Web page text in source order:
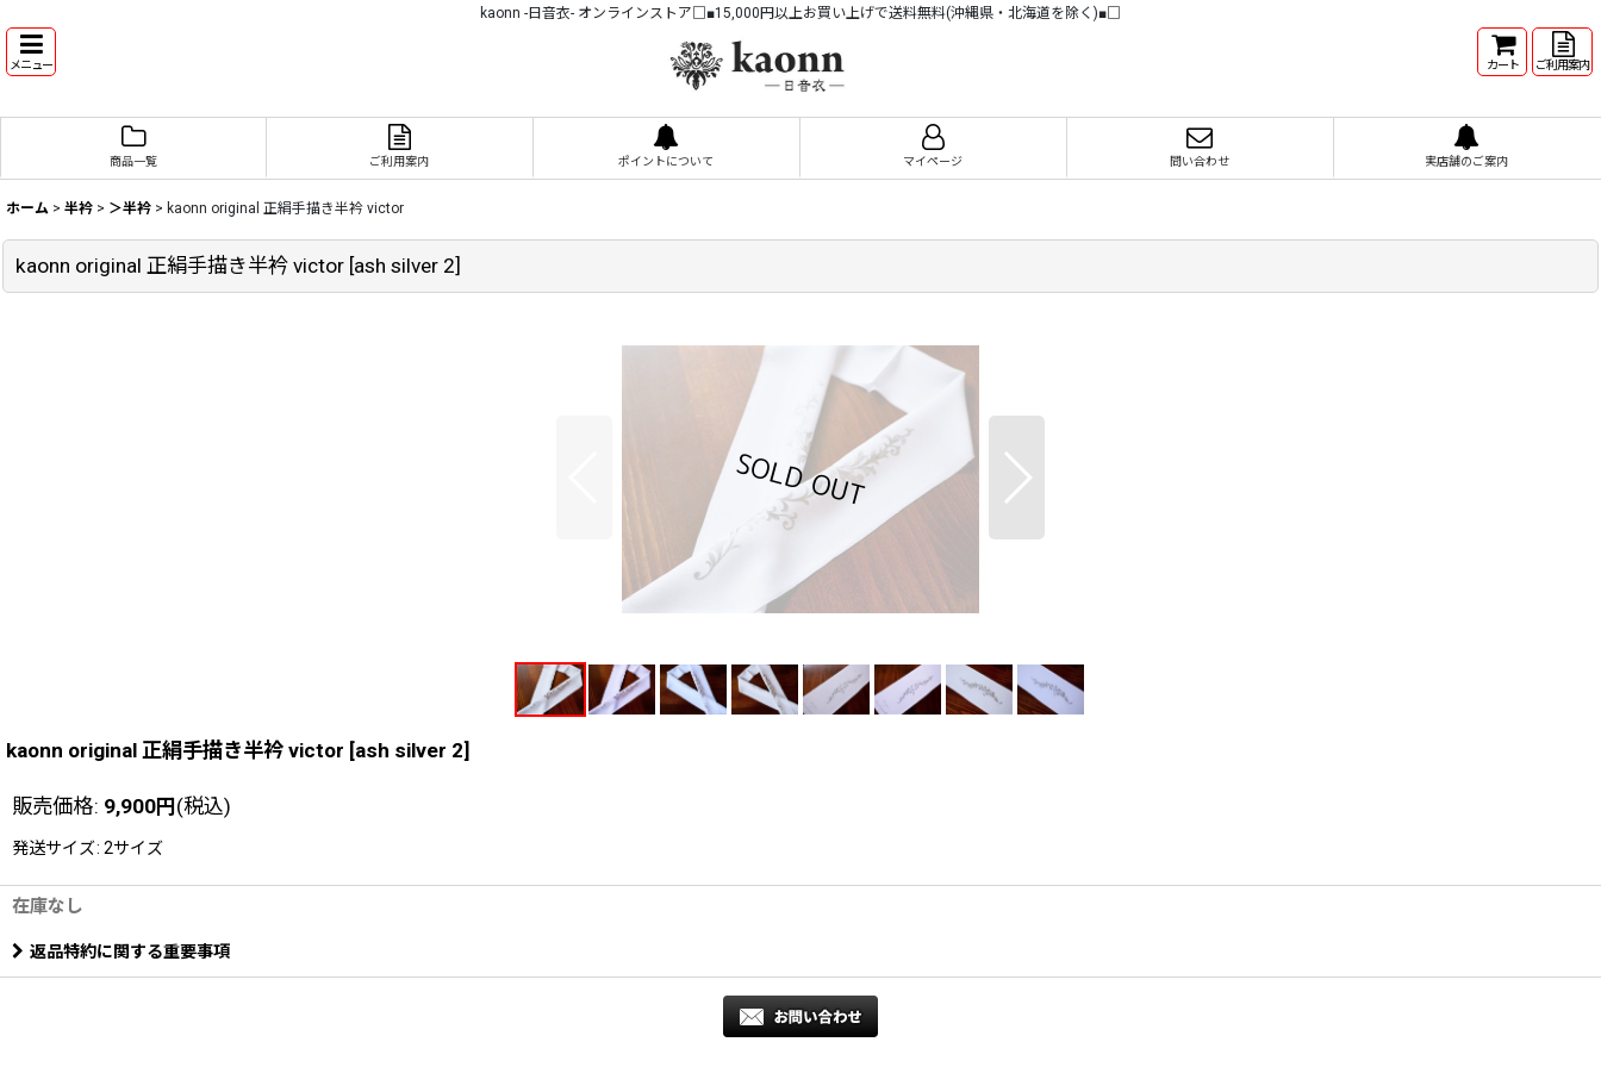
kaonn -日音衣- オンラインストア□■15,000円以上お買い上げで送料無料(沖縄県・北海道を除く)■□
メニュー カート ご利用案内
商品一覧 ご利用案内 ポイントについて マイページ 問い合わせ 実店舗のご案内
ホーム > 半衿 > ＞半衿 > kaonn original 正絹手描き半衿 victor
kaonn original 正絹手描き半衿 victor [ash silver 2]
kaonn original 正絹手描き半衿 victor [ash silver 2]
販売価格: 9,900円(税込)
発送サイズ: 2サイズ
在庫なし
返品特約に関する重要事項